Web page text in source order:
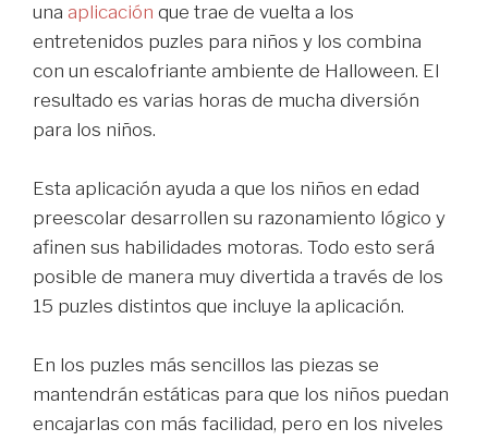
una aplicación que trae de vuelta a los
entretenidos puzles para niños y los combina
con un escalofriante ambiente de Halloween. El
resultado es varias horas de mucha diversión
para los niños.
Esta aplicación ayuda a que los niños en edad
preescolar desarrollen su razonamiento lógico y
afinen sus habilidades motoras. Todo esto será
posible de manera muy divertida a través de los
15 puzles distintos que incluye la aplicación.
En los puzles más sencillos las piezas se
mantendrán estáticas para que los niños puedan
encajarlas con más facilidad, pero en los niveles